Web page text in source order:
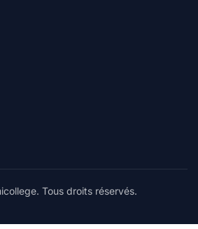
Tous droits réservés.